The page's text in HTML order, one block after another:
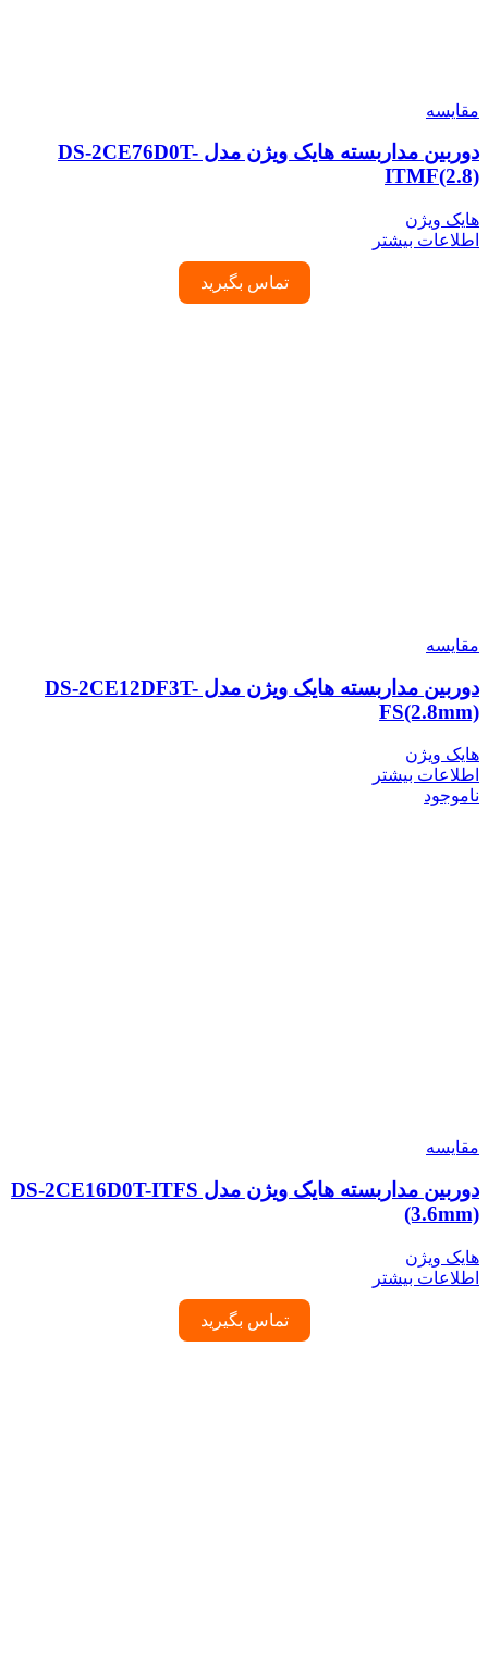
مقایسه
دوربین مداربسته هایک ویژن مدل DS-2CE76D0T-
ITMF(2.8)
هایک ویژن
اطلاعات بیشتر
تماس بگیرید
مقایسه
دوربین مداربسته هایک ویژن مدل DS-2CE12DF3T-
FS(2.8mm)
هایک ویژن
اطلاعات بیشتر
ناموجود
مقایسه
دوربین مداربسته هایک ویژن مدل DS-2CE16D0T-ITFS
(3.6mm)
هایک ویژن
اطلاعات بیشتر
تماس بگیرید